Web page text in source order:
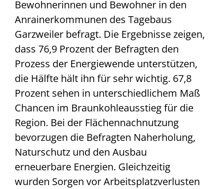
Bewohnerinnen und Bewohner in den
Anrainerkommunen des Tagebaus
Garzweiler befragt. Die Ergebnisse zeigen,
dass 76,9 Prozent der Befragten den
Prozess der Energiewende unterstützen,
die Hälfte hält ihn für sehr wichtig. 67,8
Prozent sehen in unterschiedlichem Maß
Chancen im Braunkohleausstieg für die
Region. Bei der Flächennachnutzung
bevorzugen die Befragten Naherholung,
Naturschutz und den Ausbau
erneuerbare Energien. Gleichzeitig
wurden Sorgen vor Arbeitsplatzverlusten